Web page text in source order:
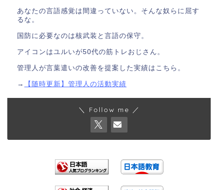
あなたの言語感覚は間違っていない。そんな奴らに屈す
るな。
国防に必要なのは核武装と言語の保守。
アイコンはユルいが50代の筋トレおじさん。
管理人が言葉遣いの改善を提案した実績はこちら。
→ 【随時更新】管理人の活動実績
＼ Follow me ／